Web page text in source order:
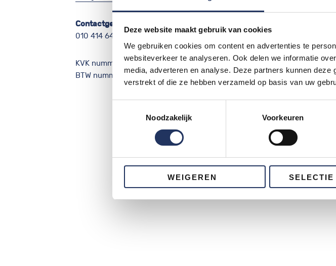
Deze website maakt gebruik van cookies
We gebruiken cookies om content en advertenties te
websiteverkeer te analyseren. Ook delen we informatie
media, adverteren en analyse. Deze partners kunnen
verstrekt of die ze hebben verzameld op basis van uw
Noodzakelijk
Voorkeuren
WEIGEREN SELECTIE
Contactgegevens
010 414 64 95
KVK nummer: 59830999
BTW nummer: NL 853660177B01